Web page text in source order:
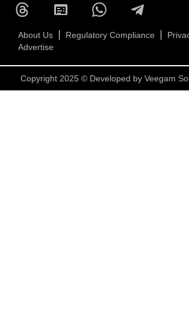
About Us Regulatory Compliance
Advertise
Copyright 2025 © Developed by Veegam